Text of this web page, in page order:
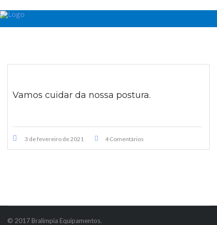
Vamos cuidar da nossa postura.
3 de fevereiro de 2021 4 Comentários
© 2017 Bralimpia Equipamentos.